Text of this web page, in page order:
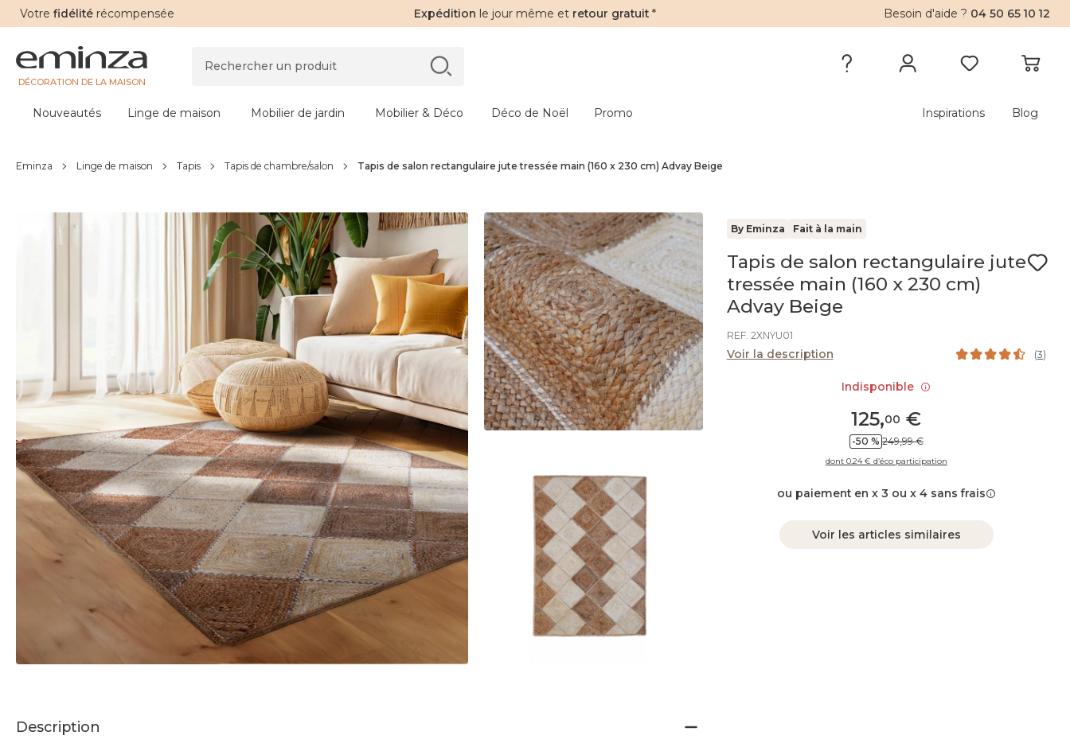
Votre fidélité récompensée Expédition le jour même et retour gratuit * Besoin d'aide ? 04 50 65 10 12
DÉCORATION DE LA MAISON
Nouveautés Linge de maison Mobilier de jardin Mobilier & Déco Déco de Noël Promo Inspirations Blog
Eminza Linge de maison Tapis Tapis de chambre/salon Tapis de salon rectangulaire jute tressée main (160 x 230 cm) Advay Beige
By Eminza Fait à la main
Tapis de salon rectangulaire jute
tressée main (160 x 230 cm)
Advay Beige
REF. 2XNYU01
Voir la description (3)
125,00 €
-50 % 249,99 €
dont 0.24 € d’éco participation
ou paiement en x 3 ou x 4 sans frais
Voir les articles similaires
Description